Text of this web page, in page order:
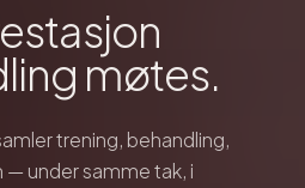
møtes.
trening, behandling,
under samme tak, i